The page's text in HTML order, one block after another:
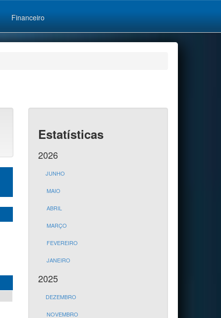
Financeiro
Estatísticas
2026
JUNHO
MAIO
ABRIL
MARÇO
FEVEREIRO
JANEIRO
2025
DEZEMBRO
NOVEMBRO